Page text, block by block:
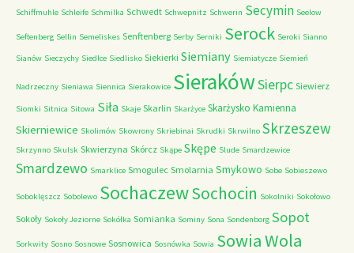
Schiffmuhle Schleife Schmilka Schwedt Schwepnitz Schwerin Secymin Seelow
Seftenberg Sellin Semeliskes Senftenberg Serby Serniki Serock Seroki Sianno
Sianów Sieczychy Siedlce Siedlisko Siekierki Siemiany Siemiatycze Siemień
Nadrzeczny Sieniawa Siennica Sierakowice SierakówSierpc Siewierz
Siomki Sitnica Sitowa Siła Skaje Skarlin Skarżyce Skarżysko Kamienna
Skierniewice Skolimów Skowrony Skriebinai Skrudki Skrwilno Skrzeszew
Skrzynno Skulsk Skwierzyna Skórcz Skąpe Skępe Slude Smardzewice
Smardzewo Smarklice Smogulec Smolarnia Smykowo Sobe Sobieszewo
Soboklęszcz Sobolewo SochaczewSochocin Sokolniki Sokołowo
Sokoły Sokoły Jeziorne Sokółka Somianka Sominy Sona Sondenborg Sopot
Sorkwity Sosno Sosnowe Sosnowica Sosnówka Sowia Sowia Wola